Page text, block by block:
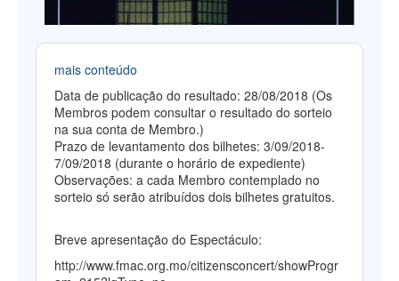
mais conteúdo
Data de publicação do resultado: 28/08/2018 (Os
Membros podem consultar o resultado do sorteio
na sua conta de Membro.)
Prazo de levantamento dos bilhetes: 3/09/2018-
7/09/2018 (durante o horário de expediente)
Observações: a cada Membro contemplado no
sorteio só serão atribuídos dois bilhetes gratuitos.
Breve apresentação do Espectáculo:
http://www.fmac.org.mo/citizensconcert/showProgr